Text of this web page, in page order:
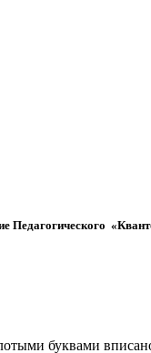
Педагогического
буквами